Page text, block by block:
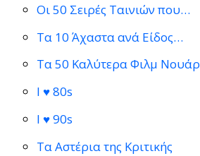
Οι 50 Σειρές Ταινιών που…
Τα 10 Άχαστα ανά Είδος…
Τα 50 Καλύτερα Φιλμ Νουάρ
I ♥ 80s
I ♥ 90s
Τα Αστέρια της Κριτικής